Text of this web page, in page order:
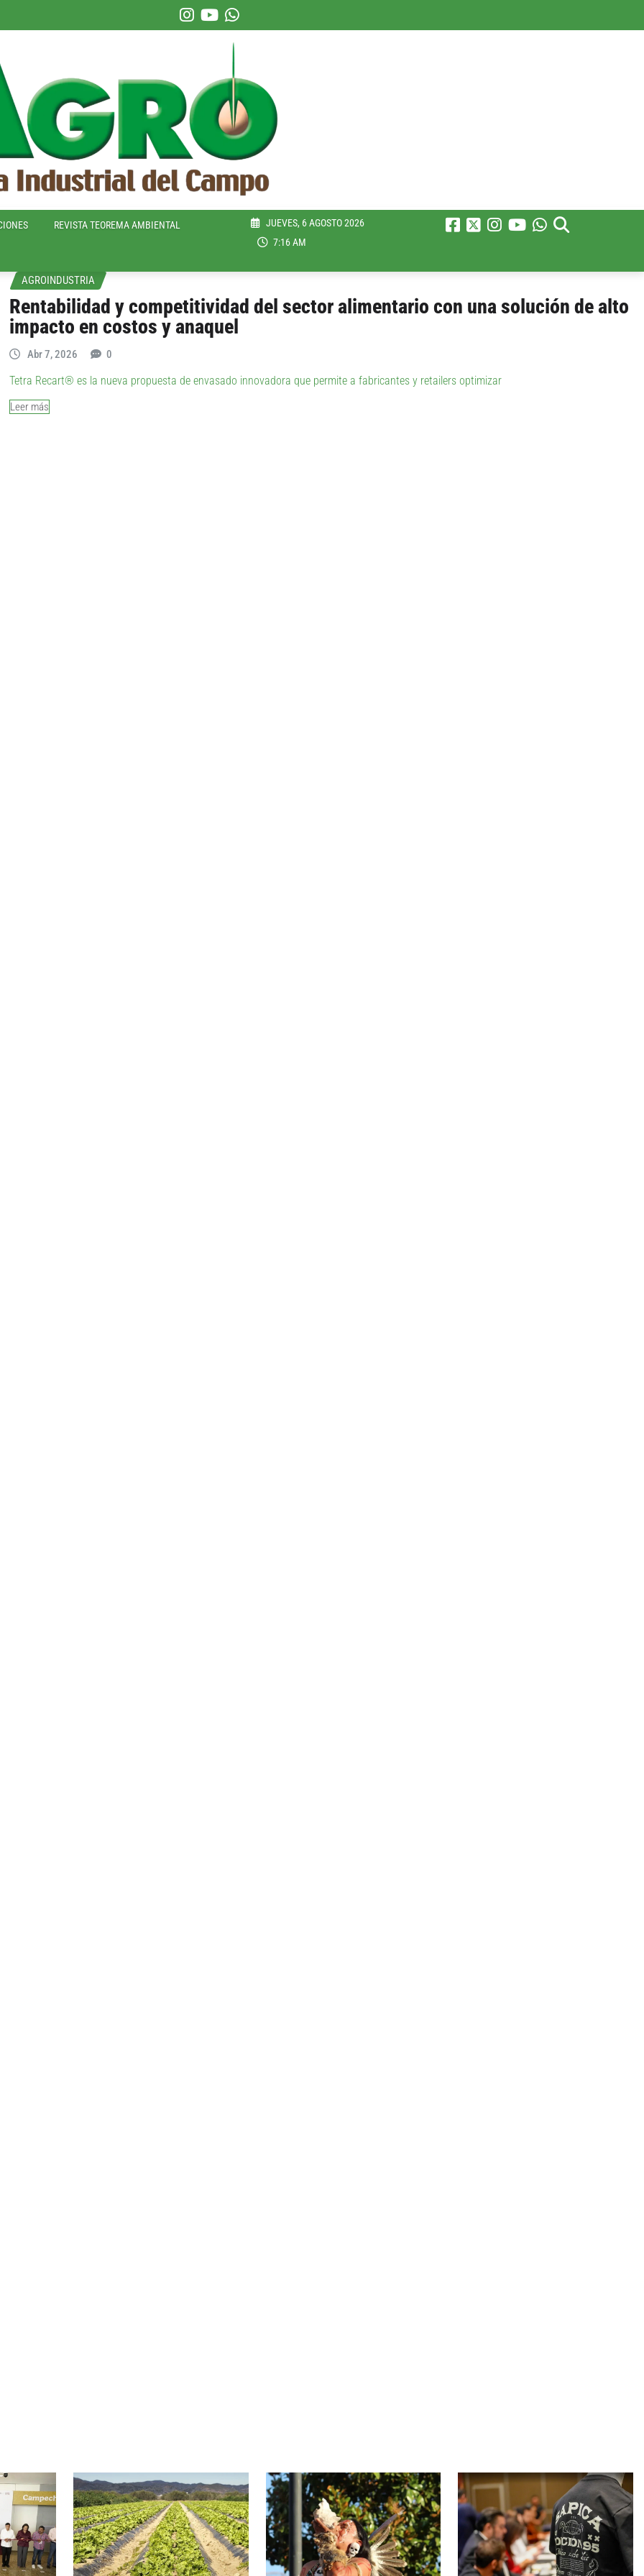
REVISTA TEOREMA AMBIENTAL
JUEVES, 6 AGOSTO 2026
7:16 AM
AGROINDUSTRIA
Rentabilidad y competitividad del sector alimentario con una solución de alto
impacto en costos y anaquel
Abr 7, 2026 0
Tetra Recart® es la nueva propuesta de envasado innovadora que permite a fabricantes y retailers optimizar
Leer más